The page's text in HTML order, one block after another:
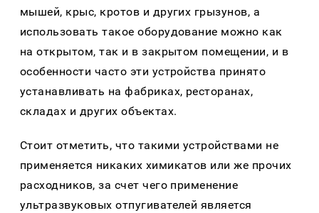
мышей, крыс, кротов и других грызунов, а
использовать такое оборудование можно как
на открытом, так и в закрытом помещении, и в
особенности часто эти устройства принято
устанавливать на фабриках, ресторанах,
складах и других объектах.
Стоит отметить, что такими устройствами не
применяется никаких химикатов или же прочих
расходников, за счет чего применение
ультразвуковых отпугивателей является